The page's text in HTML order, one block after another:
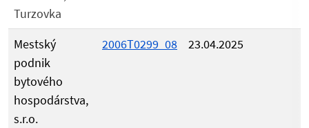
Turzovka
Mestský
podnik
bytového
hospodárstva,
s.r.o.
2006T0299_08 23.04.2025